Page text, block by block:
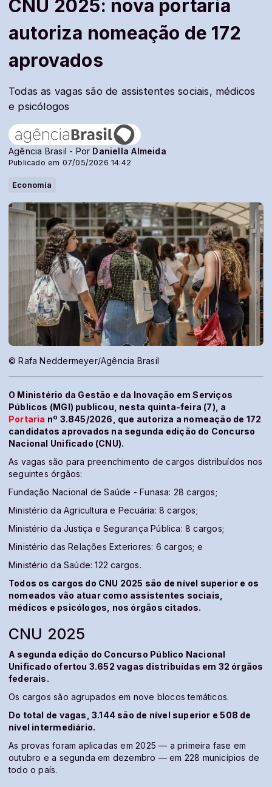
CNU 2025: nova portaria
autoriza nomeação de 172
aprovados
Todas as vagas são de assistentes sociais, médicos
e psicólogos
Agência Brasil - Por Daniella Almeida
Publicado em 07/05/2026 14:42
Economia
© Rafa Neddermeyer/Agência Brasil
O Ministério da Gestão e da Inovação em Serviços
Públicos (MGI) publicou, nesta quinta-feira (7), a
Portaria nº 3.845/2026, que autoriza a nomeação de 172
candidatos aprovados na segunda edição do Concurso
Nacional Unificado (CNU).
As vagas são para preenchimento de cargos distribuídos nos
seguintes órgãos:
Fundação Nacional de Saúde - Funasa: 28 cargos;
Ministério da Agricultura e Pecuária: 8 cargos;
Ministério da Justiça e Segurança Pública: 8 cargos;
Ministério das Relações Exteriores: 6 cargos; e
Ministério da Saúde: 122 cargos.
Todos os cargos do CNU 2025 são de nível superior e os
nomeados vão atuar como assistentes sociais,
médicos e psicólogos, nos órgãos citados.
CNU 2025
A segunda edição do Concurso Público Nacional
Unificado ofertou 3.652 vagas distribuídas em 32 órgãos
federais.
Os cargos são agrupados em nove blocos temáticos.
Do total de vagas, 3.144 são de nível superior e 508 de
nível intermediário.
As provas foram aplicadas em 2025 — a primeira fase em
outubro e a segunda em dezembro — em 228 municípios de
todo o país.